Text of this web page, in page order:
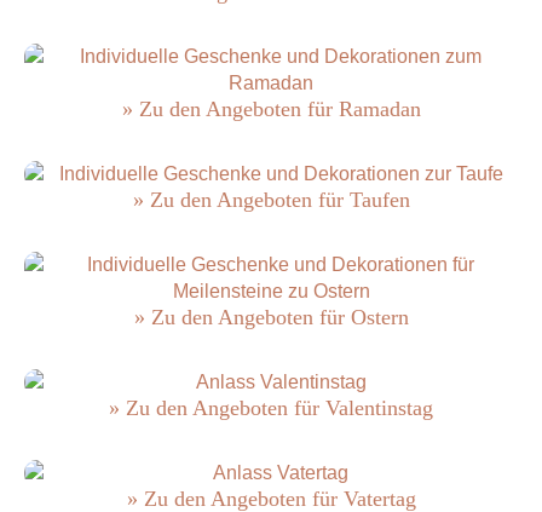
» Zu den Angeboten für Ramadan
» Zu den Angeboten für Taufen
» Zu den Angeboten für Ostern
» Zu den Angeboten für Valentinstag
» Zu den Angeboten für Vatertag